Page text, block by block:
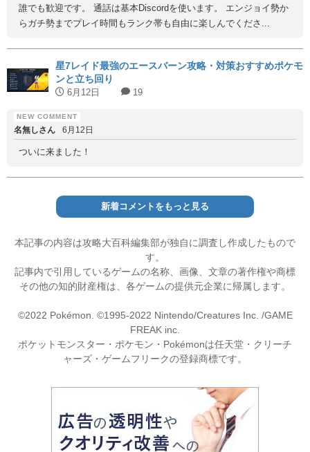
誰でも歓迎です。 通話は基本Discordを使います。 エンジョイ勢か
らガチ勢までプレイ時間もランク帯も自由に楽しんでくださ...
星7レイド最強のエースバーン攻略・対策おすすめポケモ
ンと立ち回り
6月12日 19
名無しさん 6月12日
ついに来ました！
新着コメントをもっと見る
本記事の内容は攻略大百科編集部が独自に調査し作成したもので
す。
記事内で引用しているゲームの名称、画像、文章の著作権や商標
その他の知的財産権は、各ゲームの提供元企業に帰属します。
©2022 Pokémon. ©1995-2022 Nintendo/Creatures Inc. /GAME
FREAK inc.
ポケットモンスター・ポケモン・Pokémonは任天堂・クリーチ
ャーズ・ゲームフリークの登録商標です。